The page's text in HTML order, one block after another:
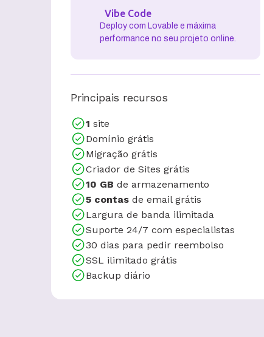
Vibe Code
Deploy com Lovable e máxima
performance no seu projeto online.
Principais recursos
1 site
Domínio grátis
Migração grátis
Criador de Sites grátis
10 GB de armazenamento
5 contas de email grátis
Largura de banda ilimitada
Suporte 24/7 com especialistas
30 dias para pedir reembolso
SSL ilimitado grátis
Backup diário